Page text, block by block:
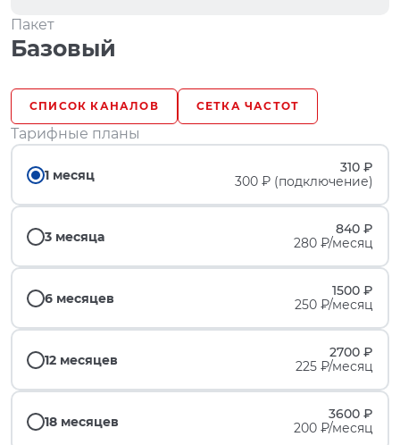
Пакет
Базовый
СПИСОК КАНАЛОВ СЕТКА ЧАСТОТ
Тарифные планы
1 месяц
310 ₽
300 ₽ (подключение)
3 месяца
840 ₽
280 ₽/месяц
6 месяцев
1500 ₽
250 ₽/месяц
12 месяцев
2700 ₽
225 ₽/месяц
18 месяцев
3600 ₽
200 ₽/месяц